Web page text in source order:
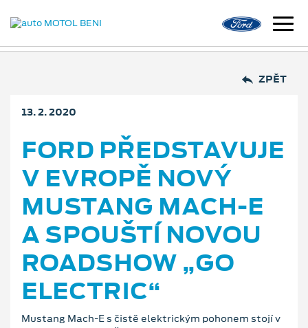
ZPĚT
13. 2. 2020
FORD PŘEDSTAVUJE
V EVROPĚ NOVÝ
MUSTANG MACH-E
A SPOUŠTÍ NOVOU
ROADSHOW „GO
ELECTRIC“
Mustang Mach-E s čistě elektrickým pohonem stojí v